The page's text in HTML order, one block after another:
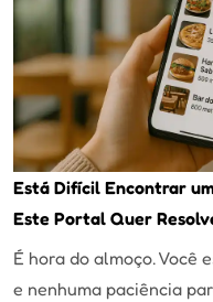
Está Difícil Encontrar
Este Portal Quer
É hora do almoço. Você
e nenhuma paciência